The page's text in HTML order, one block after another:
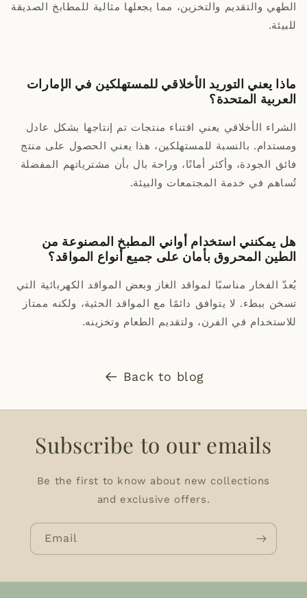
الطهي والتقديم والتخزين، مما يجعلها مثالية للمطابخ الصديقة
للبيئة.
ماذا يعني التوريد الأخلاقي للمستهلكين في الإمارات
العربية المتحدة؟
الشراء الأخلاقي يعني اقتناء منتجات تم إنتاجها بشكل عادل
ومستدام. بالنسبة للمستهلكين، هذا يعني الحصول على منتج
فائق الجودة، وأكثر أمانًا، وراحة بال بأن مشترياتهم المفضلة
تُساهم في خدمة المجتمعات والبيئة.
هل يمكنني استخدام أواني المطبخ المصنوعة من
الطين المحروق بأمان على جميع أنواع المواقد؟
يُعدّ الفخار مناسبًا لمواقد الغاز وبعض المواقد الكهربائية التي
تسخن ببطء. لا يتوافق دائمًا مع المواقد الحثية، ولكنه ممتاز
للاستخدام في الفرن، ولتقديم الطعام وتخزينه.
Back to blog
Subscribe to our emails
Be the first to know about new collections
and exclusive offers.
Email